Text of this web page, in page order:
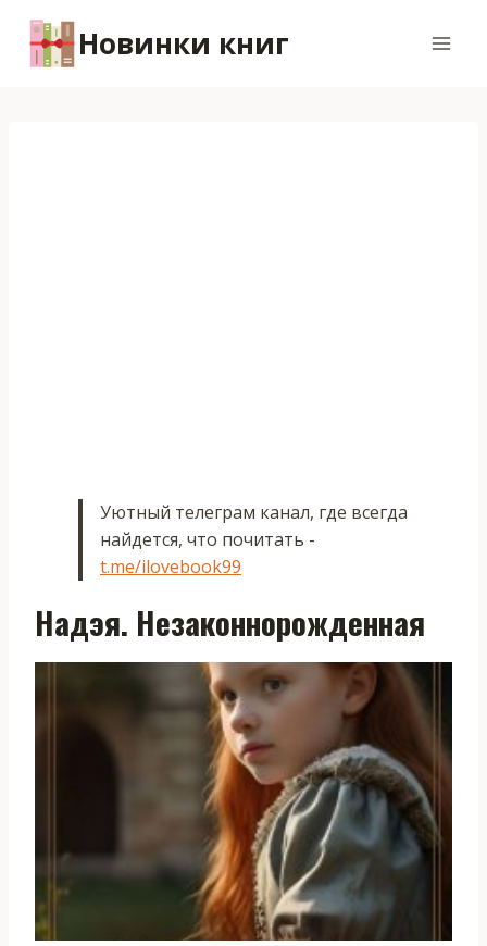
содержимому
Новинки книг
Уютный телеграм канал, где всегда
найдется, что почитать -
t.me/ilovebook99
Надэя. Незаконнорожденная